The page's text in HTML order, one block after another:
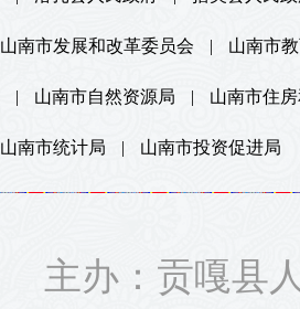
山南市发展和改革委员会 | 山南市
| 山南市自然资源局 | 山南市住
山南市统计局 | 山南市投资促进局
主办：贡嘎县